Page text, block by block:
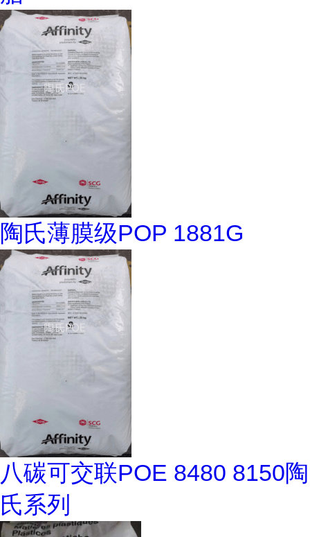
陶氏薄膜级POP 1881G
八碳可交联POE 8480 8150陶
氏系列